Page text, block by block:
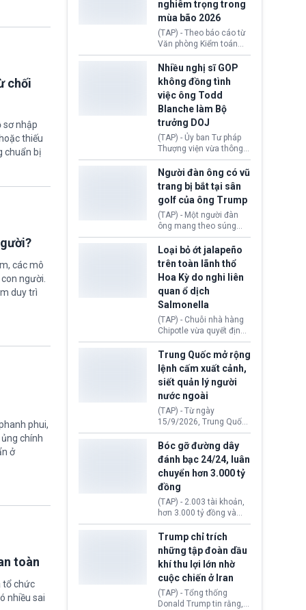
chối
sơ nhập
thiếu
chuẩn bị
các mô
người.
duy trì
phui,
chính
ở
toàn
tổ chức
nhiều sai
năm 2026 đến nay, phản
ánh xu hướng gia tăng
các trường hợp trục
xuất.
nghiêm trọng trong
mùa bão 2026
(TAP) - Theo báo cáo từ
Văn phòng Kiểm toán
Chính phủ (GAO), Cơ
quan Quản lý Khẩn cấp
Liên bang (FEMA) thuộc
Bộ An ninh Nội địa Hoa
Kỳ (DHS) đang đối mặt
nguy cơ thiếu hụt lực
lượng trầm trọng. Điều
này cần được đặc biệt
chú ý bởi nếu các siêu
bão đổ bộ Hoa Kỳ ở nửa
lượng ứng phó “mỏng”
có thể làm nghẽn công
tác cứu trợ; dẫn đến hệ
thống ứng phó khẩn cấp
quốc gia quá tải.
Nhiều nghị sĩ GOP
không đồng tình
việc ông Todd
Blanche làm Bộ
trưởng DOJ
(TAP) - Ủy ban Tư pháp
Thượng viện vừa thông
qua đề cử ông Todd
Blanche làm Bộ trưởng
Bộ Tư pháp Hoa Kỳ
(DOJ) sau thời gian dài
ông giữ chức quyền Bộ
trưởng. Mặc dù vậy,
nhiều chính trị gia đảng
Cộng hoà (GOP) vẫn tỏ
ra hoài nghi, thậm chí
tuyên bố sẽ lên tiếng
phản đối khi đề cử này
được đưa ra toàn thể bỏ
phiếu.
Người đàn ông có vũ
trang bị bắt tại sân
golf của ông Trump
(TAP) - Một người đàn
ông mang theo súng
ngắn vừa bị bắt khi đang
chụp ảnh, quay video tại
sân golf Trump National
Golf Club (Quận Los
Angeles, bang
California). Vụ việc xảy
ra ngay trước lúc Tổng
thống Donald Trump tới
thăm địa điểm này.
Loại bỏ ớt jalapeño
trên toàn lãnh thổ
Hoa Kỳ do nghi liên
quan ổ dịch
Salmonella
(TAP) - Chuỗi nhà hàng
Chipotle vừa quyết định
loại bỏ tất cả ớt jalapeño
khỏi những cửa hàng
trên toàn lãnh thổ Hoa
Kỳ. Nguyên nhân do cơ
quan y tế nghi ngờ
nguyên liệu liên quan
đến ổ dịch Salmonella
khiến ít nhất 110 người
mắc bệnh tại bang
Minnesota.
Trung Quốc mở rộng
lệnh cấm xuất cảnh,
siết quản lý người
nước ngoài
(TAP) - Từ ngày
15/9/2026, Trung Quốc
áp dụng quy định mới về
quản lý xuất nhập cảnh.
Một hành vi vi phạm giấy
tờ, xuất nhập cảnh trái
phép hay liên quan kiểm
soát công nghệ có thể
khiến công dân Trung
Quốc đối mặt lệnh cấm
xuất cảnh kéo dài tới 3
năm. Trong khi đó, người
nước ngoài sử dụng giấy
tờ giả có nguy cơ bị từ
chối nhập cảnh hoặc
cấm vào Trung Quốc tới
5 năm.
Bóc gỡ đường dây
đánh bạc 24/24, luân
chuyển hơn 3.000 tỷ
đồng
(TAP) - 2.003 tài khoản,
hơn 3.000 tỷ đồng và
một đường dây đánh
bạc xuyên quốc gia vận
hành 24/24 giờ vừa bị
Công an TP. Hải Phòng
(Việt Nam) bóc gỡ.
Trump chỉ trích
những tập đoàn dầu
khí thu lợi lớn nhờ
cuộc chiến ở Iran
(TAP) - Tổng thống
Donald Trump tin rằng, 2